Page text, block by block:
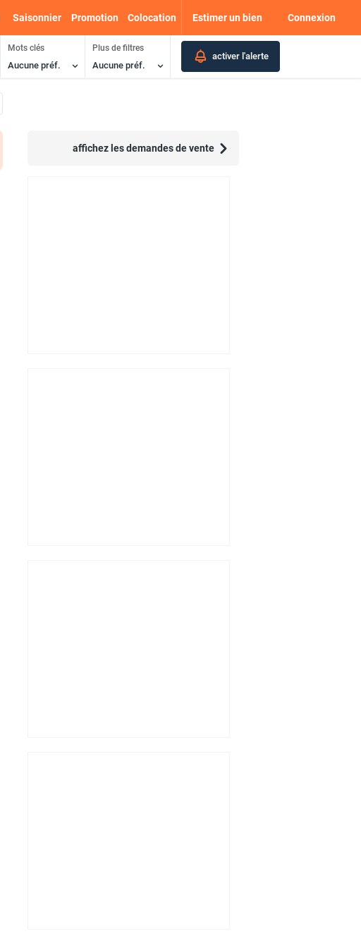
Estimer un bien Connexion
Saisonnier Promotion Colocation
Mots clés
Aucune préf.
Plus de filtres
Aucune préf.
activer l'alerte
affichez les demandes de vente